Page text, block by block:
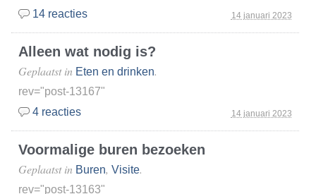
14 januari 2023
14 reacties
Alleen wat nodig is?
14 januari 2023
Geplaatst in Eten en drinken.
rev="post-13167"
4 reacties
Voormalige buren bezoeken
Geplaatst in Buren, Visite.
rev="post-13163"